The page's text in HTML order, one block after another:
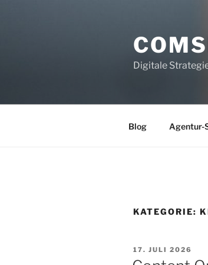
Digitale
Blog Agentur-
KATEGORIE:
VERÖFFENTLICHT
AM
17. JULI 2026